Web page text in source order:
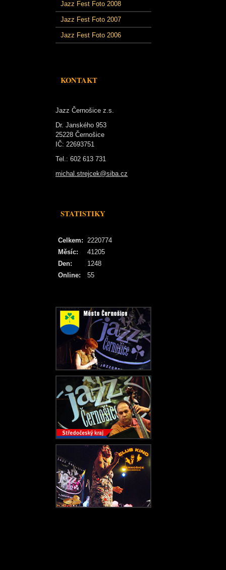
Jazz Fest Foto 2008
Jazz Fest Foto 2007
Jazz Fest Foto 2006
KONTAKT
Jazz Černošice z.s.
Dr. Janského 953
25228 Černošice
IČ: 22693751
Tel.: 602 613 731
michal.strejcek@siba.cz
STATISTIKY
Online: 55
Celkem: 2220774
Měsíc:
41205
Den:
1248